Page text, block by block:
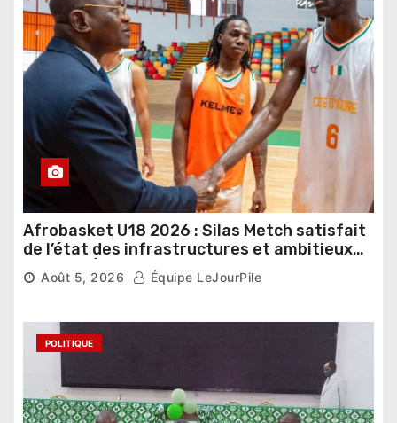
Afrobasket U18 2026 : Silas Metch satisfait
de l’état des infrastructures et ambitieux
pour les Éléphants
Août 5, 2026 Équipe LeJourPile
POLITIQUE